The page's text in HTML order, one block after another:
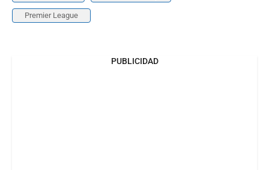
Premier League
PUBLICIDAD